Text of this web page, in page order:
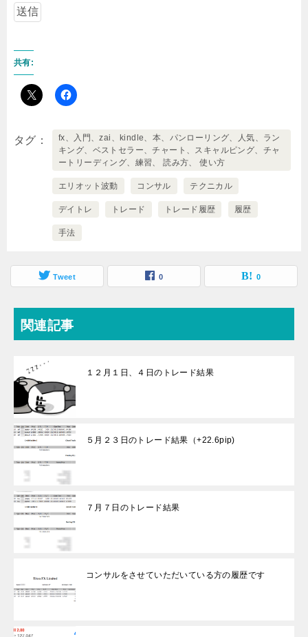
共有:
タグ
fx、入門、zai、kindle、本、パンローリング、人気、ラン
キング、ベストセラー、チャート、スキャルピング、チャ
ートリーディング、練習、 読み方、 使い方
エリオット波動 コンサル テクニカル
デイトレ トレード トレード履歴 履歴
手法
Tweet 0 0
関連記事
１２月１日、４日のトレード結果
５月２３日のトレード結果（+22.6pip)
７月７日のトレード結果
コンサルをさせていただいている方の履歴です